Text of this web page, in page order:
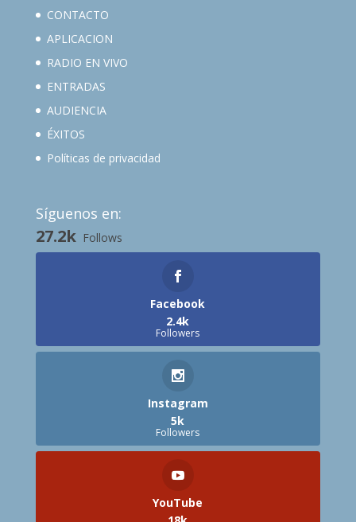
CONTACTO
APLICACION
RADIO EN VIVO
ENTRADAS
AUDIENCIA
ÉXITOS
Políticas de privacidad
Síguenos en:
27.2k Follows
Facebook
2.4k
Followers
Instagram
5k
Followers
YouTube